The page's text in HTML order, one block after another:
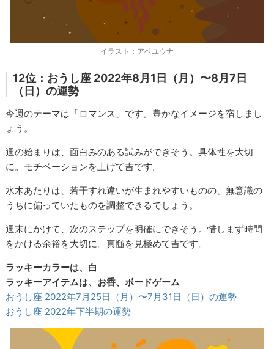
イラスト：アベユウナ
12位：おうし座 2022年8月1日（月）〜8月7日
（日）の運勢
今週のテーマは「ロマンス」です。豊かなイメージを宿しまし
ょう。
週の始まりは、面白みのある試みができそう。具体性を大切
に。モチベーションを上げて吉です。
水木あたりは、若干すれ違いが生まれやすいものの、無意識の
うちに偏っていたものを調整できるでしょう。
週末にかけて、次のステップを明確にできそう。惜しまず時間
をかける余裕を大切に。真髄を見極めて吉です。
ラッキーカラーは、白
ラッキーアイテムは、お香、ボードゲーム
おうし座 2022年7月25日（月）〜7月31日（日）の運勢
おうし座 2022年下半期の運勢